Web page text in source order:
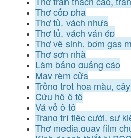
Thợ cốp pha
Thợ tủ, vách nhựa
Thợ tủ, vách ván ép
Thợ vệ sinh, bơm gas
Thợ sơn nhà
Làm bảng quảng cáo
May rèm cửa
Trồng trọt hoa màu,
Cứu hộ ô tô
Vá vỏ ô tô
Trang trí tiệc cưới, sự
Thợ media,quay film